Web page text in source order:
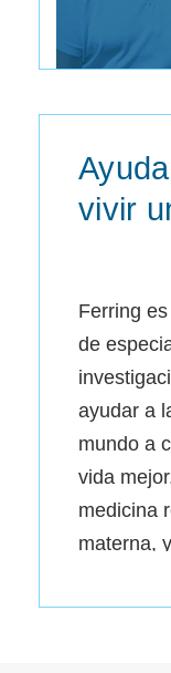
vivir
Ferring
de
ayudar a
mundo a
vida
medicina
materna,